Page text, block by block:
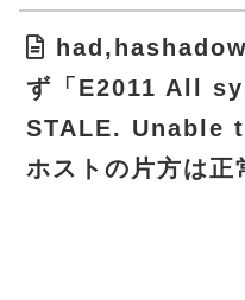
had,hashadow
ず「E2011 All
STALE. Unable
ホストの片方は正